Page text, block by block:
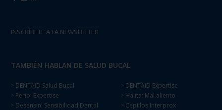
INSCRÍBETE A LA NEWSLETTER
TAMBIÉN HABLAN DE SALUD BUCAL
> DENTAID Salud Bucal
> Perio: Expertise
> Desensin: Sensibilidad Dental
> DENTAID Expertise
> Halita: Mal aliento
> Cepillos Interprox